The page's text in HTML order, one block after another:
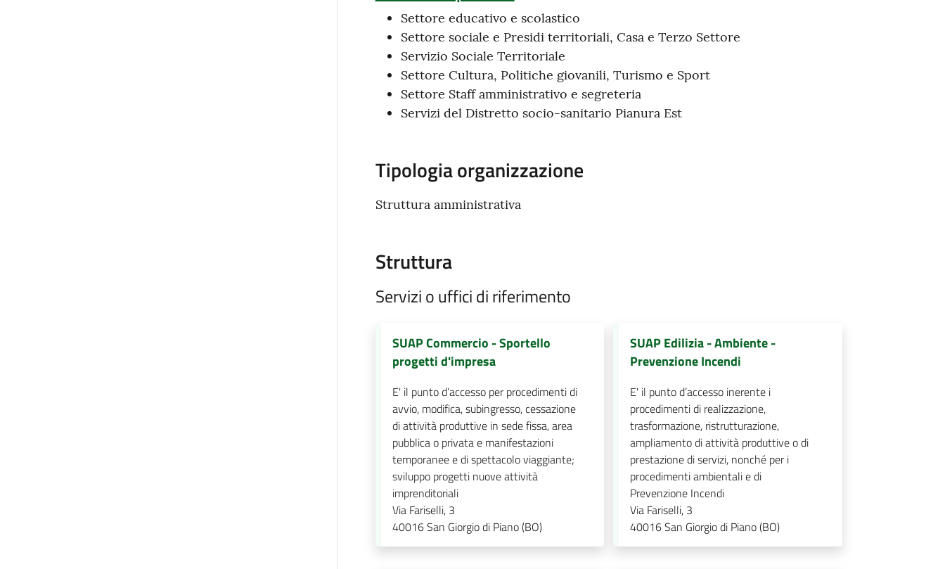
Settore educativo e scolastico
Settore sociale e Presidi territoriali, Casa e Terzo Settore
Servizio Sociale Territoriale
Settore Cultura, Politiche giovanili, Turismo e Sport
Settore Staff amministrativo e segreteria
Servizi del Distretto socio-sanitario Pianura Est
Tipologia organizzazione
Struttura amministrativa
Struttura
Servizi o uffici di riferimento
SUAP Commercio - Sportello
progetti d'impresa
E' il punto d’accesso per procedimenti di
avvio, modifica, subingresso, cessazione
di attività produttive in sede fissa, area
pubblica o privata e manifestazioni
temporanee e di spettacolo viaggiante;
sviluppo progetti nuove attività
imprenditoriali
Via Fariselli, 3
40016San Giorgio di Piano (BO)
SUAP Edilizia - Ambiente -
Prevenzione Incendi
E' il punto d’accesso inerente i
procedimenti di realizzazione,
trasformazione, ristrutturazione,
ampliamento di attività produttive o di
prestazione di servizi, nonché per i
procedimenti ambientali e di
Prevenzione Incendi
Via Fariselli, 3
40016San Giorgio di Piano (BO)